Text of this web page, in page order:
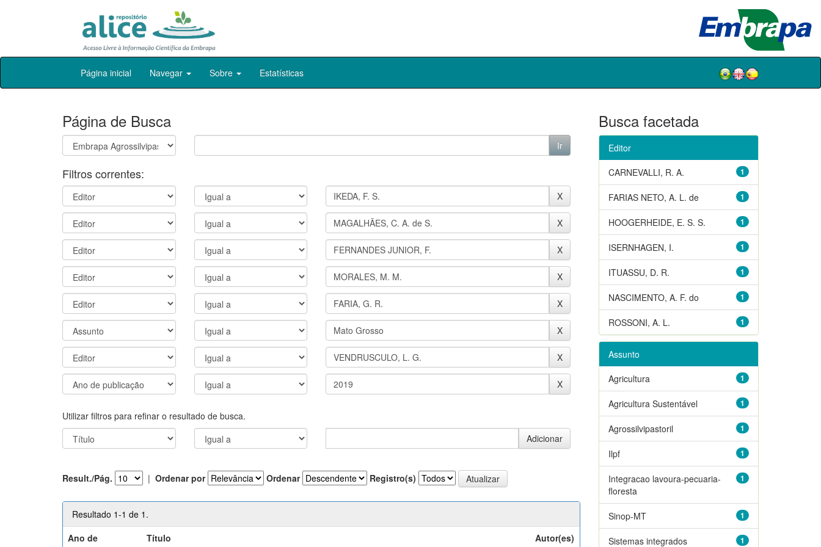
Skip
Página inicial Navegar Sobre Estatísticas
Página de Busca
Filtros correntes:
Utilizar filtros para refinar o resultado de busca.
Result./Pág. | Ordenar por Ordenar Registro(s)
Resultado 1-1 de 1.
Ano de
Título Autor(es)
Busca facetada
Editor
1
CARNEVALLI, R. A.
1
FARIAS NETO, A. L. de
1
HOOGERHEIDE, E. S. S.
1
ISERNHAGEN, I.
1
ITUASSU, D. R.
1
NASCIMENTO, A. F. do
1
ROSSONI, A. L.
Assunto
1
Agricultura
1
Agricultura Sustentável
1
Agrossilvipastoril
1
Ilpf
1
Integracao lavoura-pecuaria-
floresta
1
Sinop-MT
1
Sistemas integrados